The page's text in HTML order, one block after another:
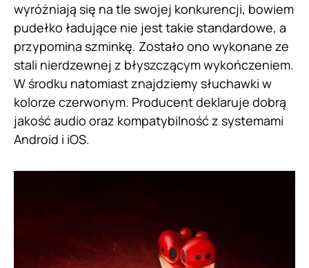
wyróżniają się na tle swojej konkurencji, bowiem
pudełko ładujące nie jest takie standardowe, a
przypomina szminkę. Zostało ono wykonane ze
stali nierdzewnej z błyszczącym wykończeniem.
W środku natomiast znajdziemy słuchawki w
kolorze czerwonym. Producent deklaruje dobrą
jakość audio oraz kompatybilność z systemami
Android i iOS.